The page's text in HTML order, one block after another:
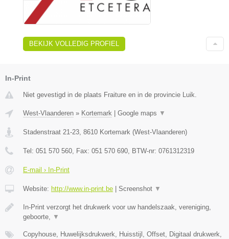
BEKIJK VOLLEDIG PROFIEL
In-Print
Niet gevestigd in de plaats Fraiture en in de provincie Luik.
West-Vlaanderen » Kortemark Google maps ▼
Stadenstraat 21-23, 8610 Kortemark (West-Vlaanderen)
Tel: 051 570 560, Fax: 051 570 690, BTW-nr: 0761312319
E-mail › In-Print
Website: http://www.in-print.be Screenshot ▼
In-Print verzorgt het drukwerk voor uw handelszaak, vereniging,
geboorte, ▼
Copyhouse, Huwelijksdrukwerk, Huisstijl, Offset, Digitaal drukwerk,